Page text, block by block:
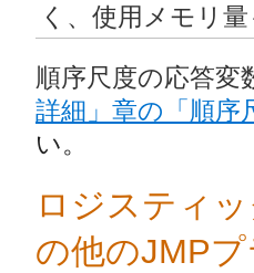
く、使用メモリ
順序尺度の応答
詳細」章の 「順
い。
ロジスティ
の他のJMP